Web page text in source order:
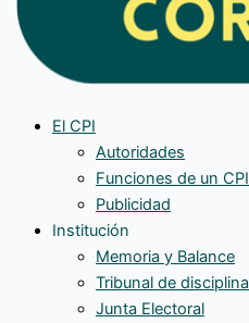
El CPI
Autoridades
Funciones de un CPI
Publicidad
Institución
Memoria y Balance
Tribunal de disciplina
Junta Electoral